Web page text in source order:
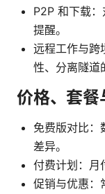
P2P 和下载
提醒。
远程工作与跨
性、分离隧道
价格、套餐
免费版对比：
差异。
付费计划：月
促销与优惠：